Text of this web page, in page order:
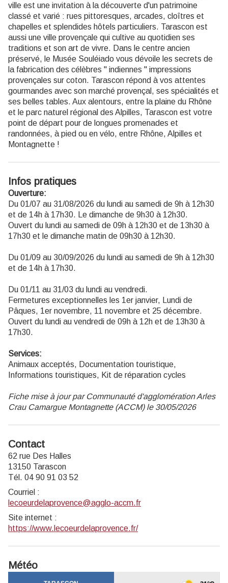
ville est une invitation à la découverte d'un patrimoine
classé et varié : rues pittoresques, arcades, cloîtres et
chapelles et splendides hôtels particuliers. Tarascon est
aussi une ville provençale qui cultive au quotidien ses
traditions et son art de vivre. Dans le centre ancien
préservé, le Musée Souléiado vous dévoile les secrets de
la fabrication des célèbres " indiennes " impressions
provençales sur coton. Tarascon répond à vos attentes
gourmandes avec son marché provençal, ses spécialités et
ses belles tables. Aux alentours, entre la plaine du Rhône
et le parc naturel régional des Alpilles, Tarascon est votre
point de départ pour de longues promenades et
randonnées, à pied ou en vélo, entre Rhône, Alpilles et
Montagnette !
Infos pratiques
Ouverture:
Du 01/07 au 31/08/2026 du lundi au samedi de 9h à 12h30
et de 14h à 17h30. Le dimanche de 9h30 à 12h30.
Ouvert du lundi au samedi de 09h à 12h30 et de 13h30 à
17h30 et le dimanche matin de 09h30 à 12h30.
Du 01/09 au 30/09/2026 du lundi au samedi de 9h à 12h30
et de 14h à 17h30.
Du 01/11 au 31/03 du lundi au vendredi.
Fermetures exceptionnelles les 1er janvier, Lundi de
Pâques, 1er novembre, 11 novembre et 25 décembre.
Ouvert du lundi au vendredi de 09h à 12h et de 13h30 à
17h30.
Services:
Animaux acceptés, Documentation touristique,
Informations touristiques, Kit de réparation cycles
Fiche mise à jour par Communauté d'agglomération Arles
Crau Camargue Montagnette (ACCM) le 30/05/2026
Contact
62 rue Des Halles
13150 Tarascon
Tél. 04 90 91 03 52
Courriel :
lecoeurdelaprovence@agglo-accm.fr
Site internet :
https://www.lecoeurdelaprovence.fr/
Météo